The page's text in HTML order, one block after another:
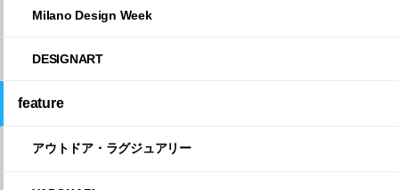
Milano Design Week
DESIGNART
feature
アウトドア・ラグジュアリー